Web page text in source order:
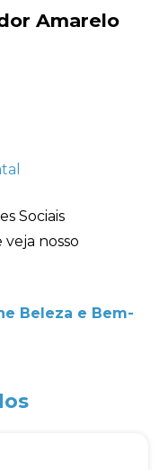
Amarelo
Sociais
veja nosso
Beleza e Bem-